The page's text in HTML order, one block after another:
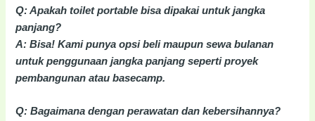
Q: Apakah toilet portable bisa dipakai untuk jangka
panjang?
A: Bisa! Kami punya opsi beli maupun sewa bulanan
untuk penggunaan jangka panjang seperti proyek
pembangunan atau basecamp.
Q: Bagaimana dengan perawatan dan kebersihannya?